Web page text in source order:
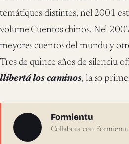
temátiques distintes, nel 2001
volume Cuentos chinos. Nel
meyores cuentos del mundu y
Tres de quince años de silenciu
llibertá los caminos, la so
Sobre l'autor
Formientu
Collabora con